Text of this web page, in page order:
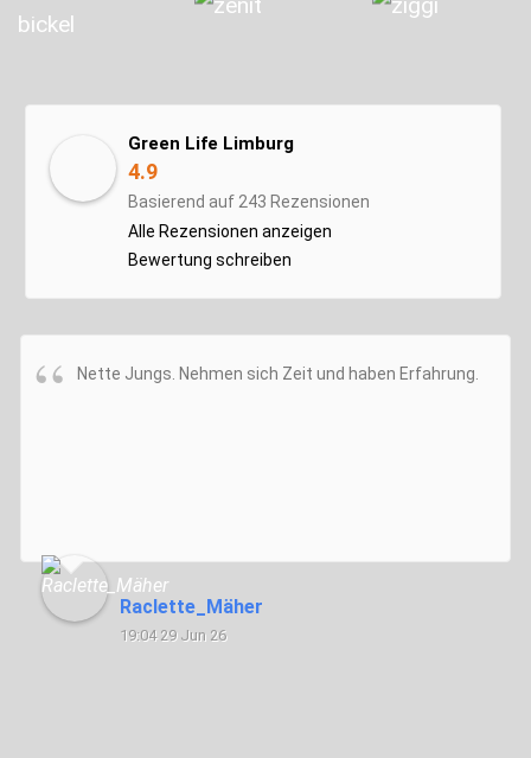
Green Life Limburg
4.9
Basierend auf 243 Rezensionen
Alle Rezensionen anzeigen
Bewertung schreiben
Nette Jungs. Nehmen sich Zeit und haben Erfahrung.
Raclette_Mäher
19:04 29 Jun 26